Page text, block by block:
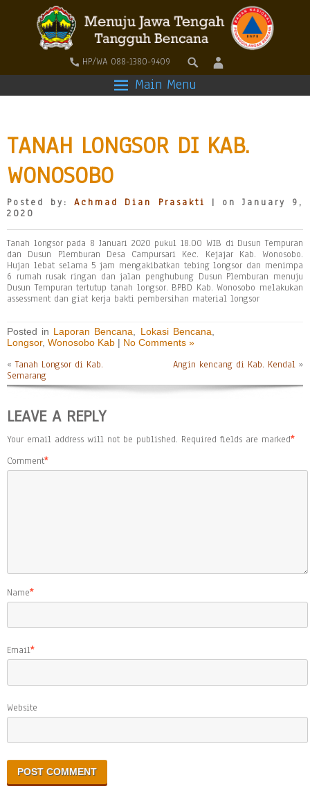
HP/WA 088-1380-9409
Main Menu
TANAH LONGSOR DI KAB.
WONOSOBO
Posted by:Achmad Dian Prasakti
| on January 9,
2020
Tanah longsor pada 8 Januari 2020 pukul 18.00 WIB di Dusun Tempuran
dan Dusun Plemburan Desa Campursari Kec. Kejajar Kab. Wonosobo.
Hujan lebat selama 5 jam mengakibatkan tebing longsor dan menimpa
6 rumah rusak ringan dan jalan penghubung Dusun Plemburan menuju
Dusun Tempuran tertutup tanah longsor. BPBD Kab. Wonosobo melakukan
assessment dan giat kerja bakti pembersihan material longsor
Posted in Laporan Bencana Lokasi Bencana
Longsor, Wonosobo Kab | No Comments »
«Tanah Longsor di Kab.
Semarang
Angin kencang di Kab. Kendal »
LEAVE A REPLY
Your email address will not be published. Required fields are marked*
Comment*
Name*
Email*
Website